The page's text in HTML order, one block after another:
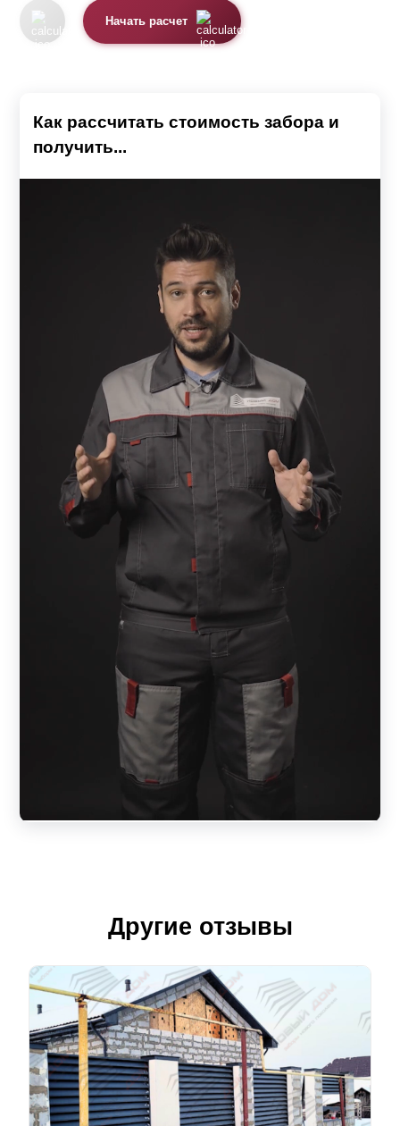
Начать расчет
Как рассчитать стоимость забора и
получить...
Другие отзывы